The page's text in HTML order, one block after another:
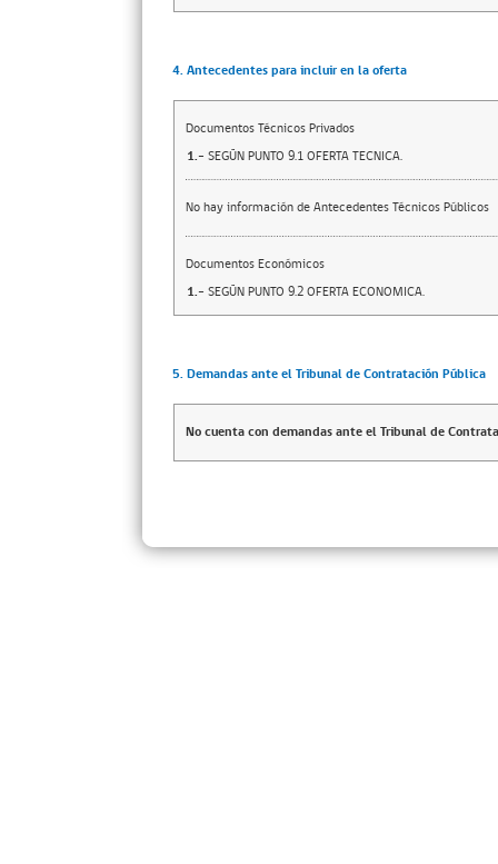
4. Antecedentes para incluir en la oferta
Documentos Técnicos Privados
1.- SEGÚN PUNTO 9.1 OFERTA TECNICA.
No hay información de Antecedentes Técnicos Públicos
Documentos Económicos
1.- SEGÚN PUNTO 9.2 OFERTA ECONOMICA.
5. Demandas ante el Tribunal de Contratación Pública
No cuenta con demandas ante el Tribunal de